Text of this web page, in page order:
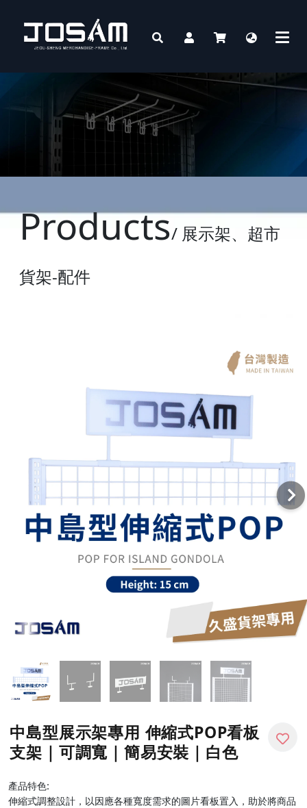
Products/ 展示架、超市
貨架-配件
中島型展示架專用 伸縮式POP看板
支架｜可調寬｜簡易安裝｜白色
產品特色:
伸縮式調整設計，以因應各種寬度需求的圖片看板置入，助於將商品